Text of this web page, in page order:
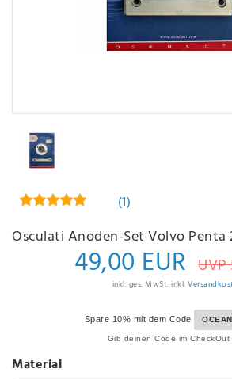
(1)
Osculati Anoden-Set Volvo Penta
49,00 EUR
inkl. ges. MwSt. inkl.
Spare 10% mit dem Code
Gib deinen Code im CheckOut
Material